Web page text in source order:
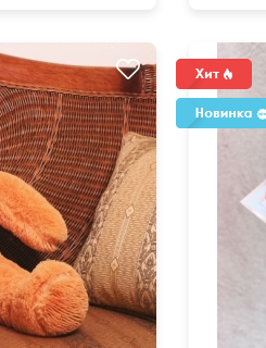
1 метр.